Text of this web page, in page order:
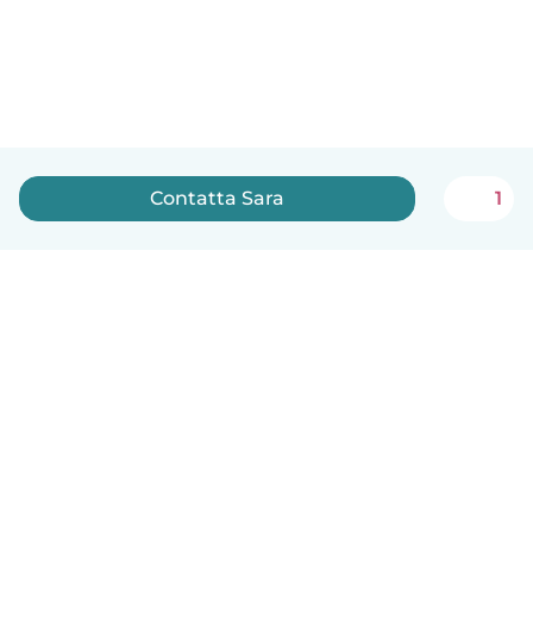
Contatta Sara 1